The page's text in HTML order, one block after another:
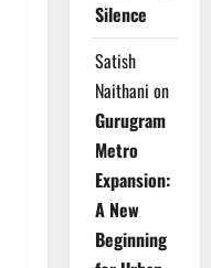
Silence
Satish
Naithani on
Gurugram
Metro
Expansion:
A New
Beginning